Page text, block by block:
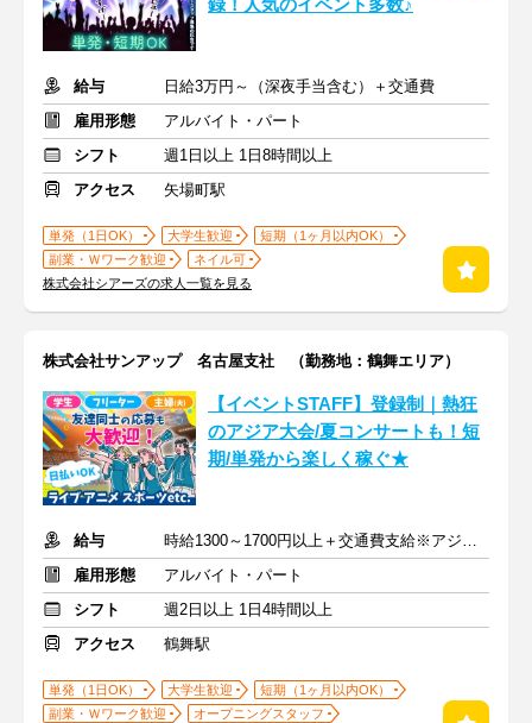
録！人気のイベント多数♪
給与
日給3万円～（深夜手当含む）＋交通費
雇用形態
アルバイト・パート
シフト
週1日以上 1日8時間以上
アクセス
矢場町駅
単発（1日OK） 大学生歓迎
短期（1ヶ月以内OK）
副業・Ｗワーク歓迎
ネイル可
株式会社シアーズの求人一覧を見る
株式会社サンアップ 名古屋支社 （勤務地：鶴舞エリア）
【イベントSTAFF】登録制｜熱狂
のアジア大会/夏コンサートも！短
期/単発から楽しく稼ぐ★
給与
時給1300～1700円以上＋交通費支給※アジア大会手当もあり
雇用形態
アルバイト・パート
シフト
週2日以上 1日4時間以上
アクセス
鶴舞駅
単発（1日OK） 大学生歓迎
短期（1ヶ月以内OK）
副業・Ｗワーク歓迎
オープニングスタッフ